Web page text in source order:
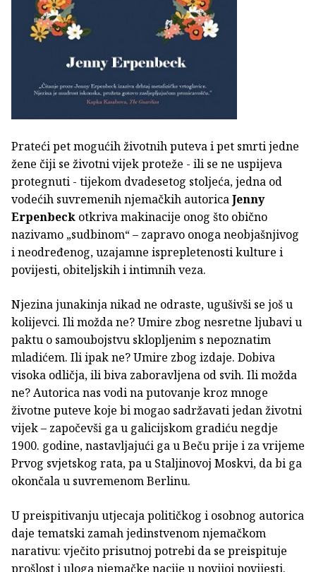
Prateći pet mogućih životnih puteva i pet smrti jedne
žene čiji se životni vijek proteže - ili se ne uspijeva
protegnuti - tijekom dvadesetog stoljeća, jedna od
vodećih suvremenih njemačkih autoricaJenny
Erpenbeck otkriva makinacije onog što obično
nazivamo „sudbinom“ – zapravo onoga neobjašnjivog
i neodređenog, uzajamne isprepletenosti kulture i
povijesti, obiteljskih i intimnih veza.
Njezina junakinja nikad ne odraste, ugušivši se još u
kolijevci. Ili možda ne? Umire zbog nesretne ljubavi u
paktu o samoubojstvu sklopljenim s nepoznatim
mladićem. Ili ipak ne? Umire zbog izdaje. Dobiva
visoka odličja, ili biva zaboravljena od svih. Ili možda
ne? Autorica nas vodi na putovanje kroz mnoge
životne puteve koje bi mogao sadržavati jedan životni
vijek – započevši ga u galicijskom gradiću negdje
1900. godine, nastavljajući ga u Beču prije i za vrijeme
Prvog svjetskog rata, pa u Staljinovoj Moskvi, da bi ga
okončala u suvremenom Berlinu.
U preispitivanju utjecaja političkog i osobnog autorica
daje tematski zamah jedinstvenom njemačkom
narativu: vječito prisutnoj potrebi da se preispituje
prošlost i uloga njemačke nacije u novijoj povijesti.